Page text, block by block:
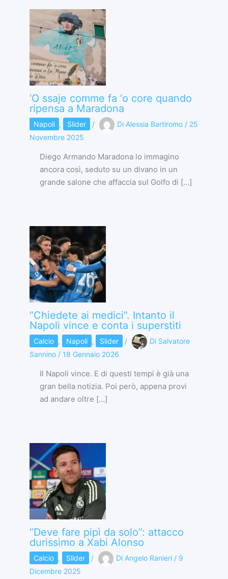
‘O ssaje comme fa ‘o core quando
ripensa a Maradona
Napoli , Slider / Di Alessia Bartiromo / 25
Novembre 2025
Diego Armando Maradona lo immagino
ancora così, seduto su un divano in un
grande salone che affaccia sul Golfo di […]
“Chiedete ai medici”. Intanto il
Napoli vince e conta i superstiti
Calcio , Napoli , Slider / Di Salvatore
Sannino / 18 Gennaio 2026
Il Napoli vince. E di questi tempi è già una
gran bella notizia. Poi però, appena provi
ad andare oltre […]
“Deve fare pipì da solo”: attacco
durissimo a Xabi Alonso
Calcio , Slider / Di Angelo Ranieri / 9
Dicembre 2025